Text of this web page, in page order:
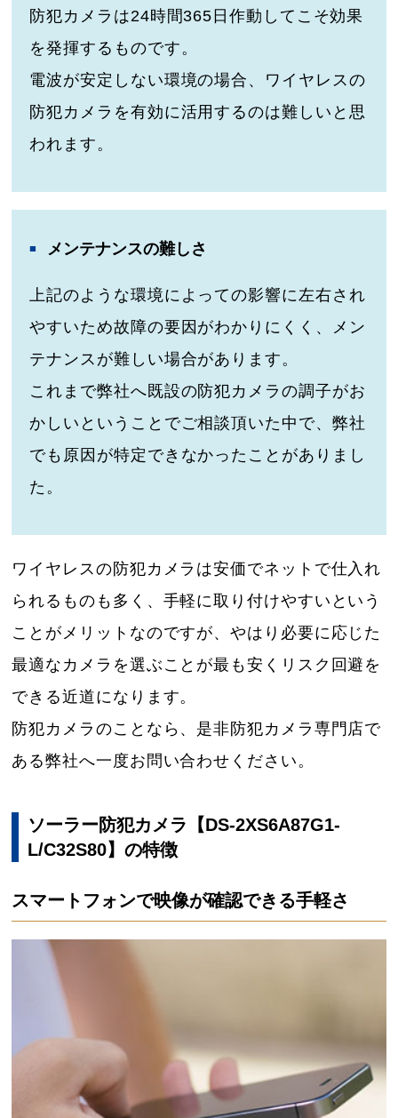
防犯カメラは24時間365日作動してこそ効果
を発揮するものです。
電波が安定しない環境の場合、ワイヤレスの
防犯カメラを有効に活用するのは難しいと思
われます。
メンテナンスの難しさ
上記のような環境によっての影響に左右され
やすいため故障の要因がわかりにくく、メン
テナンスが難しい場合があります。
これまで弊社へ既設の防犯カメラの調子がお
かしいということでご相談頂いた中で、弊社
でも原因が特定できなかったことがありまし
た。
ワイヤレスの防犯カメラは安価でネットで仕入れ
られるものも多く、手軽に取り付けやすいという
ことがメリットなのですが、やはり必要に応じた
最適なカメラを選ぶことが最も安くリスク回避を
できる近道になります。
防犯カメラのことなら、是非防犯カメラ専門店で
ある弊社へ一度お問い合わせください。
ソーラー防犯カメラ【DS-2XS6A87G1-
L/C32S80】の特徴
スマートフォンで映像が確認できる手軽さ